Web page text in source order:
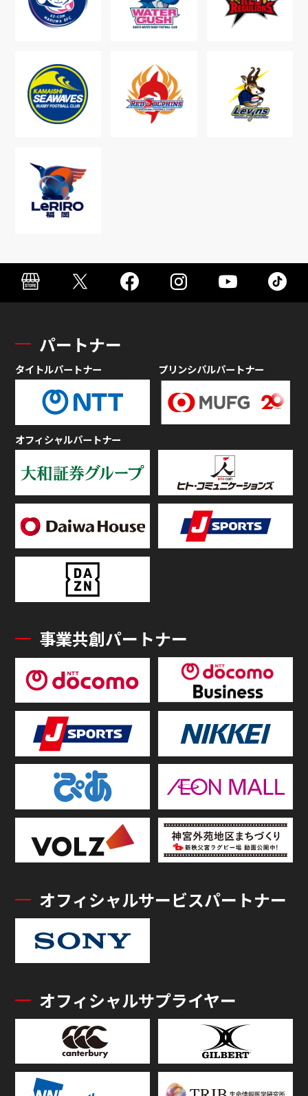
パートナー
タイトルパートナー プリンシパルパートナー
オフィシャルパートナー
事業共創パートナー
オフィシャルサービスパートナー
オフィシャルサプライヤー